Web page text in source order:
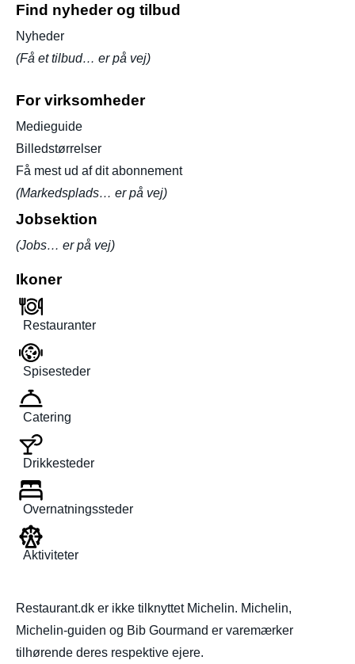
Find nyheder og tilbud
Nyheder
(Få et tilbud… er på vej)
For virksomheder
Medieguide
Billedstørrelser
Få mest ud af dit abonnement
(Markedsplads… er på vej)
Jobsektion
(Jobs… er på vej)
Ikoner
Restauranter
Spisesteder
Catering
Drikkesteder
Overnatningssteder
Aktiviteter
Restaurant.dk er ikke tilknyttet Michelin. Michelin,
Michelin-guiden og Bib Gourmand er varemærker
tilhørende deres respektive ejere.